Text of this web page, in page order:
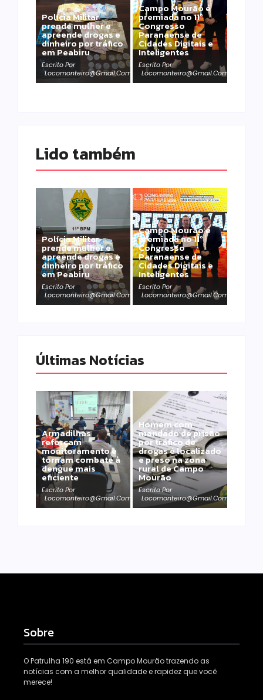
Polícia Militar
prende mulher e
apreende drogas e
dinheiro por tráfico
em Peabiru
Escrito Por
Locomonteiro@gmail.com
Campo Mourão é
premiada no 11º
Congresso
Paranaense de
Cidades Digitais e
Inteligentes
Escrito Por
Locomonteiro@gmail.com
Lido também
Polícia Militar
prende mulher e
apreende drogas e
dinheiro por tráfico
em Peabiru
Escrito Por
Locomonteiro@gmail.com
Campo Mourão é
premiada no 11º
Congresso
Paranaense de
Cidades Digitais e
Inteligentes
Escrito Por
Locomonteiro@gmail.com
Últimas Notícias
Armadilhas
reforçam
monitoramento e
tornam combate à
dengue mais
eficiente
Escrito Por
Locomonteiro@gmail.com
Homem com
mandado de prisão
por tráfico de
drogas é localizado
e preso na zona
rural de Campo
Mourão
Escrito Por
Locomonteiro@gmail.com
Sobre
O Patrulha 190 está em Campo Mourão trazendo as
notícias com a melhor qualidade e rapidez que você
merece!